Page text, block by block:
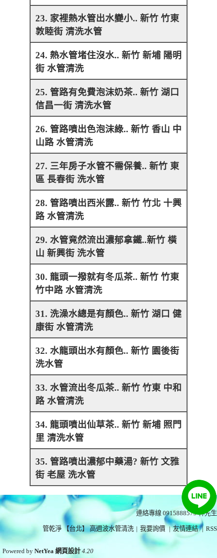
23. 家裡熱水管出水變小.. 新竹 竹東
敦睦街 清洗水管
24. 熱水管堵住沒水.. 新竹 新埔 陽明
街 水管清洗
25. 管路有免費泡沫奶茶.. 新竹 湖口
信昌一街 清洗水管
26. 管路噴出色泡沫綠.. 新竹 香山 中
山路 水管清洗
27. 三年房子水管不需保養.. 新竹 東
區 長春街 洗水管
28. 管路噴出西米露.. 新竹 竹北 十興
路 水管清洗
29. 水管竟然流出濃郁拿鐵..新竹 橫
山 新興街 洗水管
30. 龍頭一撥就有冬瓜茶.. 新竹 竹東
竹中路 水管清洗
31. 洗澡水總是有顏色.. 新竹 湖口 健
康街 水管清洗
32. 水龍頭出水有顏色.. 新竹 園後街
洗水管
33. 水管流出冬瓜茶.. 新竹 竹東 中和
路 水管清洗
34. 龍頭噴出仙草茶.. 新竹 新埔 照門
里 清洗水管
35. 管路噴出濃郁中藥湯? 新竹 文雅
街 老屋 洗水管
連絡專線 0915888575 林先生
管乾淨 【台北】 高週波水管清洗 | 我要詢價 | 友情連結 | RSS
Powered by NetYea 網頁設計 4.20